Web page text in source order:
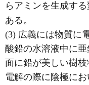
らアミンを生成する
ある。
(3) 広義には物質に
酸鉛の水溶液中に
面に鉛が美しい樹
電解の際に陰極にお